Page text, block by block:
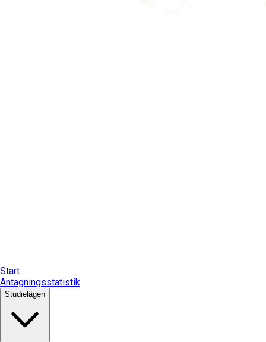
Start
Antagningsstatistik
Studielägen